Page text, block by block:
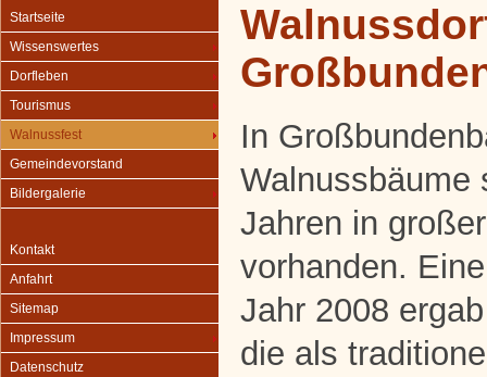
Startseite
Wissenswertes
Dorfleben
Tourismus
Walnussfest
Gemeindevorstand
Bildergalerie
Kontakt
Anfahrt
Sitemap
Impressum
Datenschutz
In
Walnussbäume
Jahren in
vorhanden.
Jahr 2008
die als